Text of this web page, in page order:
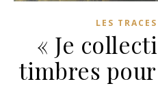
LES
« Je
timbres